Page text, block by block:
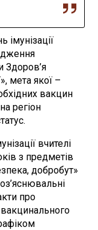
Здоров’я
мета якої –
вакцин
регіон
вчителі
з предметів
добробут»
про